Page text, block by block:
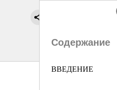
Содержание
ВВЕДЕНИЕ